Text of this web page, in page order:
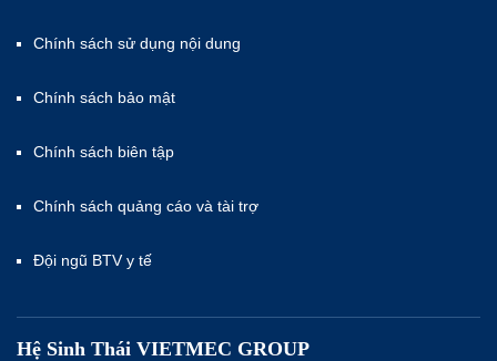
Chính sách sử dụng nội dung
Chính sách bảo mật
Chính sách biên tập
Chính sách quảng cáo và tài trợ
Đội ngũ BTV y tế
Hệ Sinh Thái VIETMEC GROUP